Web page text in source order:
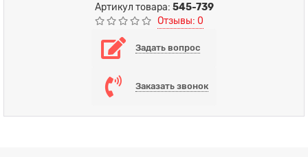
Артикул товара: 545-739
Отзывы: 0
Задать вопрос
Заказать звонок